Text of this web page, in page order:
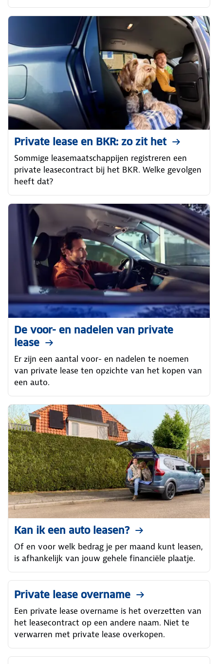
Private lease en BKR: zo zit het
Sommige leasemaatschappijen registreren een
private leasecontract bij het BKR. Welke gevolgen
heeft dat?
De voor- en nadelen van private
lease
Er zijn een aantal voor- en nadelen te noemen
van private lease ten opzichte van het kopen van
een auto.
Kan ik een auto leasen?
Of en voor welk bedrag je per maand kunt leasen,
is afhankelijk van jouw gehele financiële plaatje.
Private lease overname
Een private lease overname is het overzetten van
het leasecontract op een andere naam. Niet te
verwarren met private lease overkopen.